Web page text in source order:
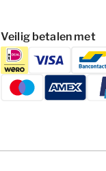
Veilig betalen met